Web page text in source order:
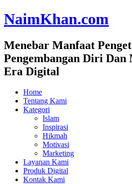
Skip
to
NaimKhan.com
Menebar Manfaat
Pengembangan Diri
Era Digital
Home
Tentang Kami
Kategori
Islam
Inspirasi
Hikmah
Motivasi
Marketing
Layanan Kami
Produk Digital
Kontak Kami